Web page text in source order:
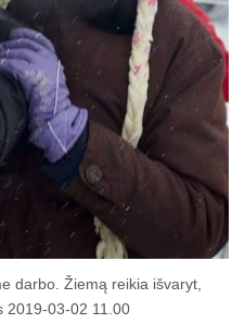
darbo. Žiemą reikia išvaryt,
2019-03-02 11.00